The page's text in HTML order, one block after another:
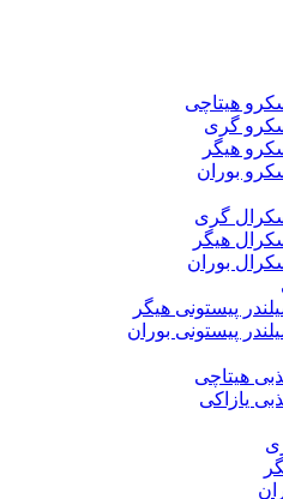
هیتاچی
گری
هیگر
بوران
گری
هیگر
بوران
پیستونی هیگر
پیستونی بوران
هیتاچی
یازاکی